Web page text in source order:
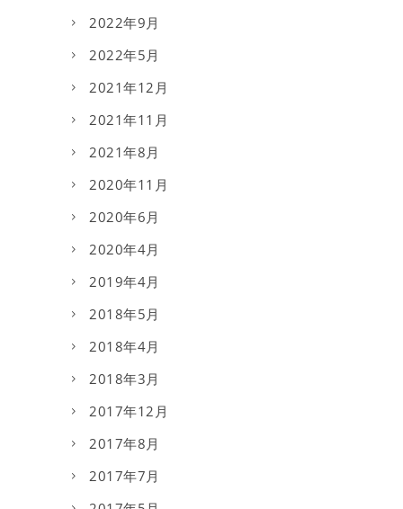
2022年9月
2022年5月
2021年12月
2021年11月
2021年8月
2020年11月
2020年6月
2020年4月
2019年4月
2018年5月
2018年4月
2018年3月
2017年12月
2017年8月
2017年7月